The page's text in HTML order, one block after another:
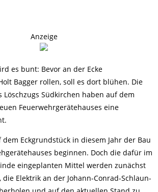
Anzeige
es bunt: Bevor an der Ecke
Bagger rollen, soll es dort blühen. Die
Löschzugs Südkirchen haben auf dem
Feuerwehrgerätehauses eine
Eckgrundstück in diesem Jahr der Bau
beginnen. Doch die dafür im
eingeplanten Mittel werden zunächst
Elektrik an der Johann-Conrad-Schlaun-